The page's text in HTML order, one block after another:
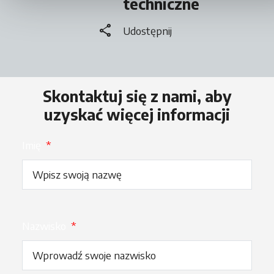
share Udostępnij
Skontaktuj się z nami, aby
uzyskać więcej informacji
*
*